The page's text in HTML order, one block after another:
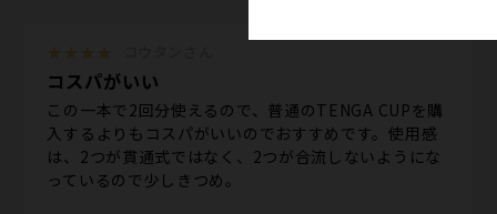
コスパがいい
この一本で2回分使えるので、普通のTENGA CUPを購
入するよりもコスパがいいのでおすすめです。使用感
は、2つが貫通式ではなく、2つが合流しないようにな
っているので少しきつめ。